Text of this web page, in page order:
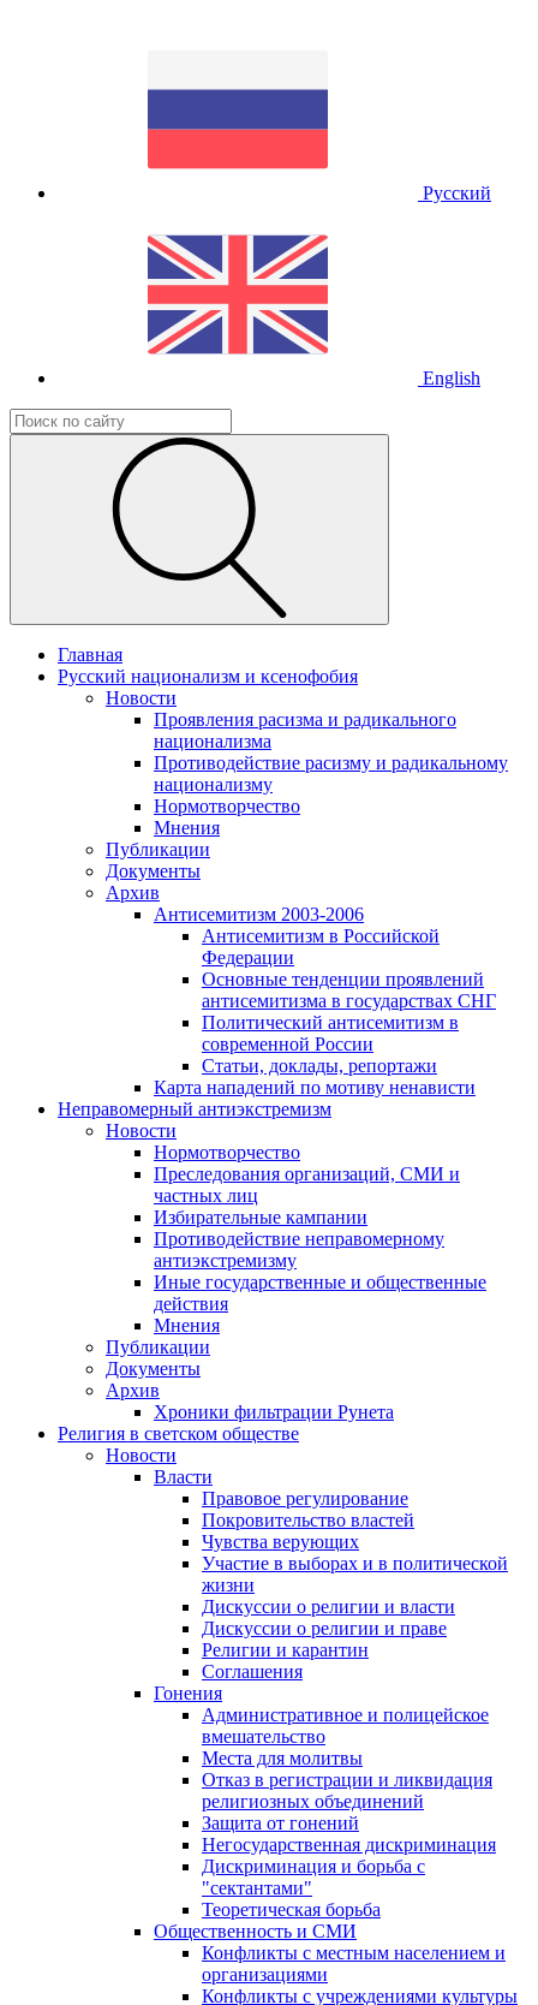
Русский
English
Главная
Русский национализм и ксенофобия
Новости
Проявления расизма и радикального
национализма
Противодействие расизму и радикальному
национализму
Нормотворчество
Мнения
Публикации
Документы
Архив
Антисемитизм 2003-2006
Антисемитизм в Российской
Федерации
Основные тенденции проявлений
антисемитизма в государствах СНГ
Политический антисемитизм в
современной России
Статьи, доклады, репортажи
Карта нападений по мотиву ненависти
Неправомерный антиэкстремизм
Новости
Нормотворчество
Преследования организаций, СМИ и
частных лиц
Избирательные кампании
Противодействие неправомерному
антиэкстремизму
Иные государственные и общественные
действия
Мнения
Публикации
Документы
Архив
Хроники фильтрации Рунета
Религия в светском обществе
Новости
Власти
Правовое регулирование
Покровительство властей
Чувства верующих
Участие в выборах и в политической
жизни
Дискуссии о религии и власти
Дискуссии о религии и праве
Религии и карантин
Соглашения
Гонения
Административное и полицейское
вмешательство
Места для молитвы
Отказ в регистрации и ликвидация
религиозных объединений
Защита от гонений
Негосударственная дискриминация
Дискриминация и борьба с
"сектантами"
Теоретическая борьба
Общественность и СМИ
Конфликты с местным населением и
организациями
Конфликты с учреждениями культуры